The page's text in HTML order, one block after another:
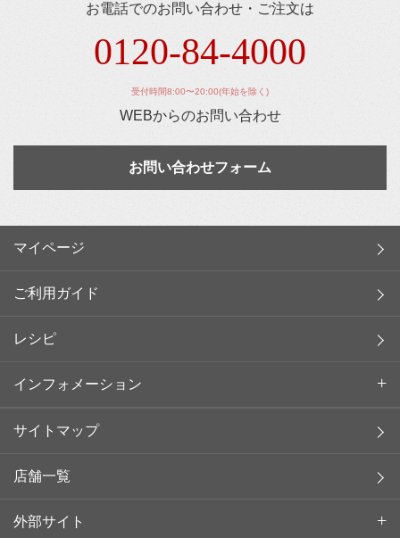
お電話でのお問い合わせ・ご注文は
0120-84-4000
受付時間8:00〜20:00(年始を除く)
WEBからのお問い合わせ
お問い合わせフォーム
マイページ
ご利用ガイド
レシピ
インフォメーション
サイトマップ
店舗一覧
外部サイト